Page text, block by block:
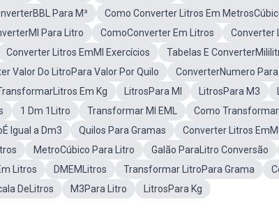
Para M³ Como Converter Litros Em
Para Litro ComoConverter Em Litros
Converter
Converter Litros EmMl Exercícios
Tabelas E
Valor Do LitroPara Valor Por Quilo ConverterNumero
Em Kg LitrosPara Ml LitrosPara M3
1 Dm 1Litro Transformar Ml EML
Como
Igual a Dm3 Quilos Para Gramas
Converter Litros
MetroCúbico Para Litro Galão ParaLitro Conversão
Litros DMEMLitros Transformar LitroPara Grama
DeLitros M3Para Litro LitrosPara Kg